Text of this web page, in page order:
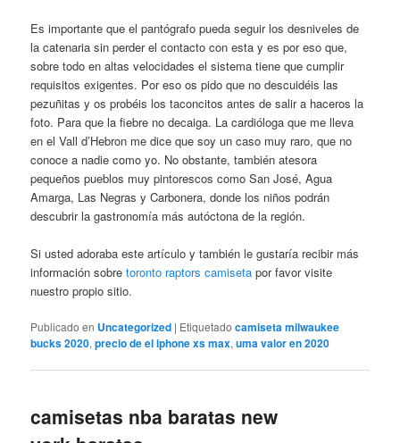
Es importante que el pantógrafo pueda seguir los desniveles de
la catenaria sin perder el contacto con esta y es por eso que,
sobre todo en altas velocidades el sistema tiene que cumplir
requisitos exigentes. Por eso os pido que no descuidéis las
pezuñitas y os probéis los taconcitos antes de salir a haceros la
foto. Para que la fiebre no decaiga. La cardióloga que me lleva
en el Vall d’Hebron me dice que soy un caso muy raro, que no
conoce a nadie como yo. No obstante, también atesora
pequeños pueblos muy pintorescos como San José, Agua
Amarga, Las Negras y Carbonera, donde los niños podrán
descubrir la gastronomía más autóctona de la región.
Si usted adoraba este artículo y también le gustaría recibir más
información sobretoronto raptors camiseta por favor visite
nuestro propio sitio.
Publicado en Uncategorized | Etiquetado camiseta milwaukee
bucks 2020,precio de el iphone xs max,uma valor en 2020
camisetas nba baratas new